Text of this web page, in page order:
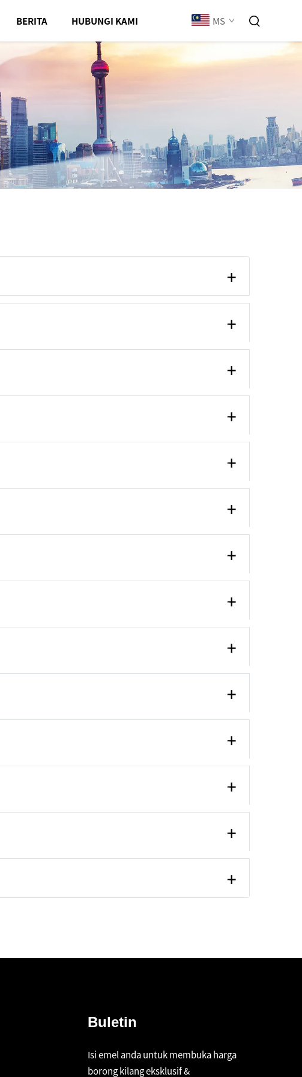
BERITA HUBUNGI KAMI MS
Buletin
Isi emel anda untuk membuka harga
borong kilang eksklusif &